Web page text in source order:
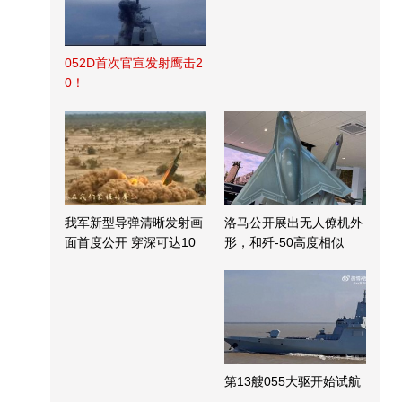
052D首次官宣发射鹰击2
0！
我军新型导弹清晰发射画
面首度公开 穿深可达10
洛马公开展出无人僚机外
形，和歼-50高度相似
第13艘055大驱开始试航